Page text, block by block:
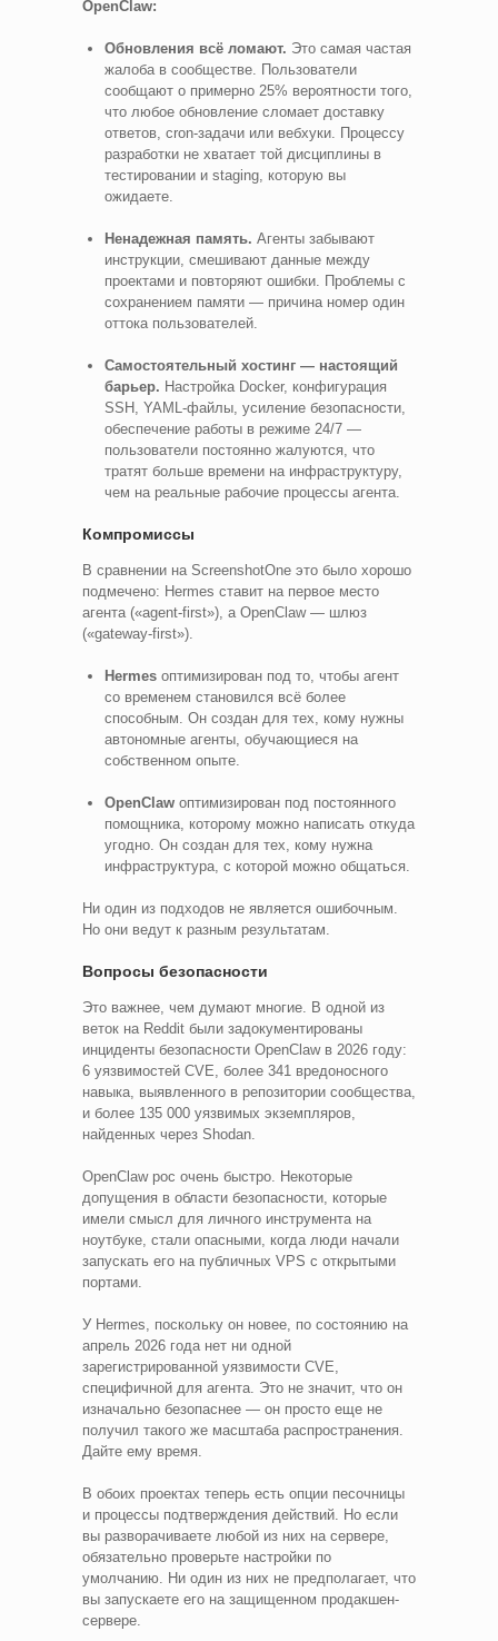
OpenClaw:
Обновления всё ломают. Это самая частая
жалоба в сообществе. Пользователи
сообщают о примерно 25% вероятности того,
что любое обновление сломает доставку
ответов, cron-задачи или вебхуки. Процессу
разработки не хватает той дисциплины в
тестировании и staging, которую вы
ожидаете.
Ненадежная память. Агенты забывают
инструкции, смешивают данные между
проектами и повторяют ошибки. Проблемы с
сохранением памяти — причина номер один
оттока пользователей.
Самостоятельный хостинг — настоящий
барьер. Настройка Docker, конфигурация
SSH, YAML-файлы, усиление безопасности,
обеспечение работы в режиме 24/7 —
пользователи постоянно жалуются, что
тратят больше времени на инфраструктуру,
чем на реальные рабочие процессы агента.
Компромиссы
В сравнении на ScreenshotOne это было хорошо
подмечено: Hermes ставит на первое место
агента («agent-first»), а OpenClaw — шлюз
(«gateway-first»).
Hermes оптимизирован под то, чтобы агент
со временем становился всё более
способным. Он создан для тех, кому нужны
автономные агенты, обучающиеся на
собственном опыте.
OpenClaw оптимизирован под постоянного
помощника, которому можно написать откуда
угодно. Он создан для тех, кому нужна
инфраструктура, с которой можно общаться.
Ни один из подходов не является ошибочным.
Но они ведут к разным результатам.
Вопросы безопасности
Это важнее, чем думают многие. В одной из
веток на Reddit были задокументированы
инциденты безопасности OpenClaw в 2026 году:
6 уязвимостей CVE, более 341 вредоносного
навыка, выявленного в репозитории сообщества,
и более 135 000 уязвимых экземпляров,
найденных через Shodan.
OpenClaw рос очень быстро. Некоторые
допущения в области безопасности, которые
имели смысл для личного инструмента на
ноутбуке, стали опасными, когда люди начали
запускать его на публичных VPS с открытыми
портами.
У Hermes, поскольку он новее, по состоянию на
апрель 2026 года нет ни одной
зарегистрированной уязвимости CVE,
специфичной для агента. Это не значит, что он
изначально безопаснее — он просто еще не
получил такого же масштаба распространения.
Дайте ему время.
В обоих проектах теперь есть опции песочницы
и процессы подтверждения действий. Но если
вы разворачиваете любой из них на сервере,
обязательно проверьте настройки по
умолчанию. Ни один из них не предполагает, что
вы запускаете его на защищенном продакшен-
сервере.